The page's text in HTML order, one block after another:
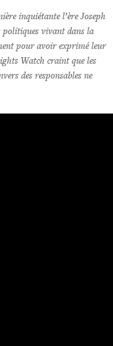
inquiétante l’ère Joseph
politiques vivant dans la
pour avoir exprimé leur
Watch craint que les
des responsables ne